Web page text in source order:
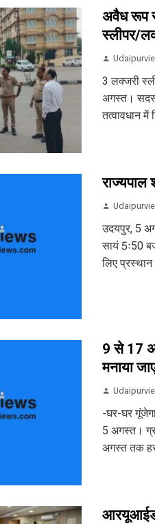
अवैध रूप
स्लीपर/
3 लक्जरी
अगस्त।
तत्वावधान
राज्यपाल
उदयपुर, 5
सायं 5ः50
लिए प्रस्थान
9 से 17
मनाया
-घर-घर
5 अगस्त।
अगस्त तक हर